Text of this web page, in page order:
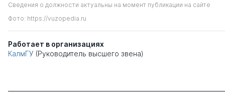
Сведения о должности актуальны на момент публикации на сайте
Фото: https://vuzopedia.ru
Работает в организациях
КалмГУ (Руководитель высшего звена)